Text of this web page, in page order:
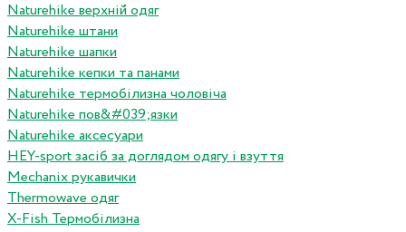
Naturehike верхній одяг
Naturehike штани
Naturehike шапки
Naturehike кепки та панами
Naturehike термобілизна чоловіча
Naturehike пов&#039;язки
Naturehike аксесуари
HEY-sport засіб за доглядом одягу і взуття
Mechanix рукавички
Thermowave одяг
X-Fish Термобілизна